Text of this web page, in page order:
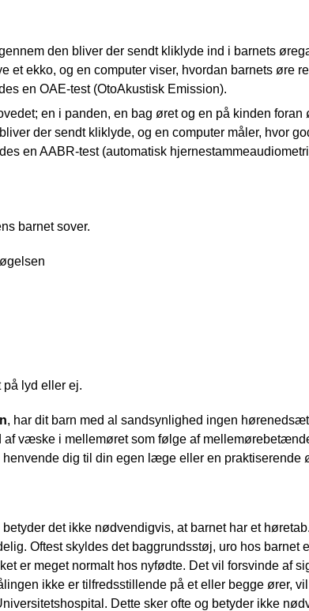
den bliver der sendt kliklyde ind i barnets
et ekko, og en computer viser, hvordan barnets øre
en OAE-test (OtoAkustisk Emission).
en i panden, en bag øret og en på kinden foran
der sendt kliklyde, og en computer måler, hvor
en AABR-test (automatisk
barnet sover.
på lyd eller ej.
, har dit barn med al sandsynlighed ingen
væske i mellemøret som følge af
henvende dig til din egen læge eller en praktiserende
betyder det ikke nødvendigvis, at barnet har et
Oftest skyldes det baggrundsstøj, uro hos barnet
er meget normalt hos nyfødte. Det vil forsvinde af
ikke er tilfredsstillende på et eller begge ører,
Dette sker ofte og betyder ikke